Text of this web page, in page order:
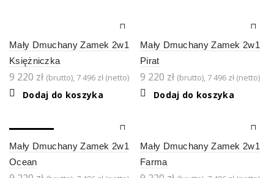
Mały Dmuchany Zamek 2w1
Księżniczka
9 220 zł (brutto), 7 496 zł (netto)
Dodaj do koszyka
Mały Dmuchany Zamek 2w1
Pirat
9 220 zł (brutto), 7 496 zł (netto)
Dodaj do koszyka
Mały Dmuchany Zamek 2w1
Ocean
Mały Dmuchany Zamek 2w1
Farma